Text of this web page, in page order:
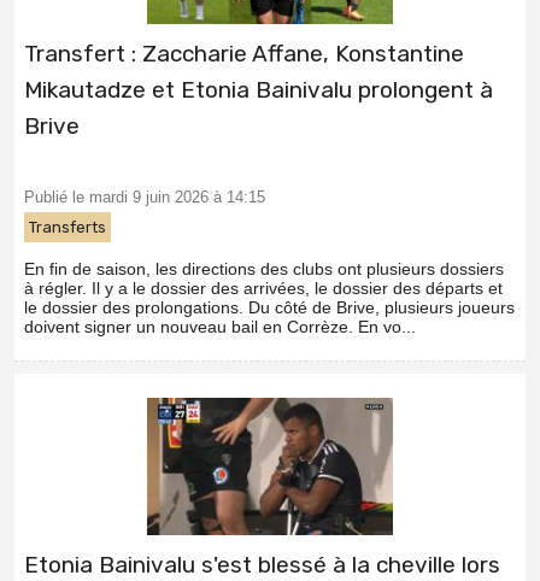
Transfert : Zaccharie Affane, Konstantine
Mikautadze et Etonia Bainivalu prolongent à
Brive
Publié le mardi 9 juin 2026 à 14:15
Transferts
En fin de saison, les directions des clubs ont plusieurs dossiers
à régler. Il y a le dossier des arrivées, le dossier des départs et
le dossier des prolongations. Du côté de Brive, plusieurs joueurs
doivent signer un nouveau bail en Corrèze. En vo...
Etonia Bainivalu s'est blessé à la cheville lors